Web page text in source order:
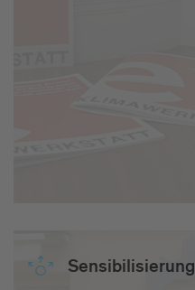
Sen­si­bi­li­sie­rung